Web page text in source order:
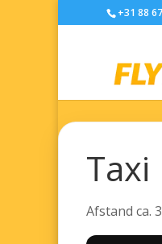
+31 88
Afstand ca.